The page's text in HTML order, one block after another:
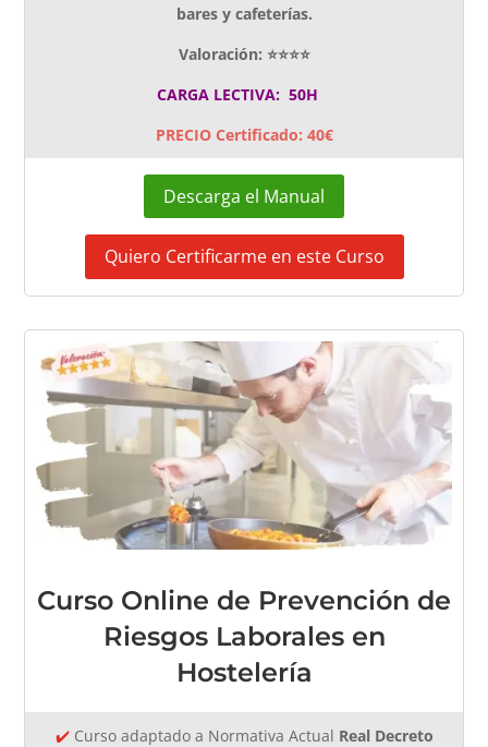
bares y cafeterías.
Valoración: ⭐⭐⭐⭐
CARGA LECTIVA: 50H
PRECIO Certificado: 40€
Descarga el Manual
Quiero Certificarme en este Curso
Curso Online de Prevención de
Riesgos Laborales en
Hostelería
✔️ Curso adaptado a Normativa Actual Real Decreto